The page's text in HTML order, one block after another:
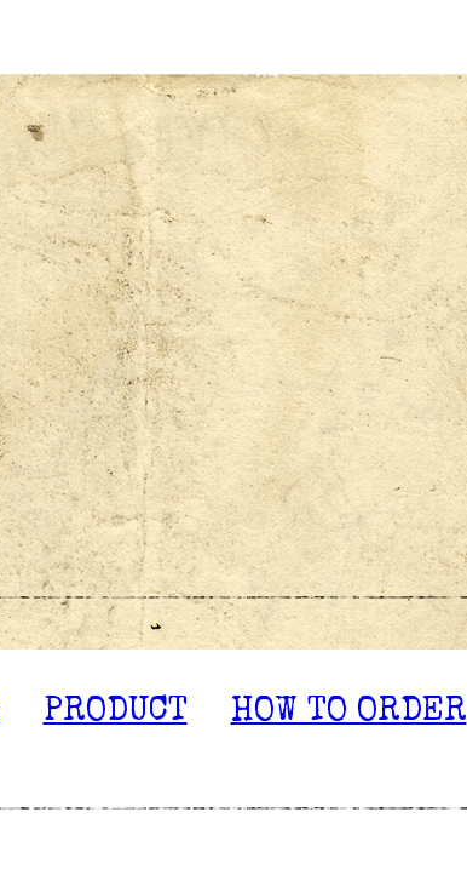
PRODUCT HOW TO ORDER